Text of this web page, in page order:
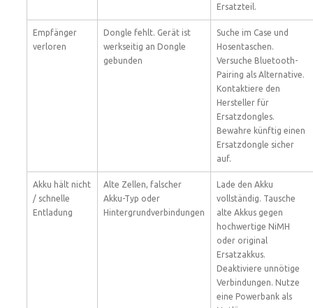
Ersatzteil.
Empfänger
verloren
Dongle fehlt. Gerät ist
werkseitig an Dongle
gebunden
Suche im Case und
Hosentaschen.
Versuche Bluetooth-
Pairing als Alternative.
Kontaktiere den
Hersteller für
Ersatzdongles.
Bewahre künftig einen
Ersatzdongle sicher
auf.
Akku hält nicht
/ schnelle
Entladung
Alte Zellen, falscher
Akku-Typ oder
Hintergrundverbindungen
Lade den Akku
vollständig. Tausche
alte Akkus gegen
hochwertige NiMH
oder original
Ersatzakkus.
Deaktiviere unnötige
Verbindungen. Nutze
eine Powerbank als